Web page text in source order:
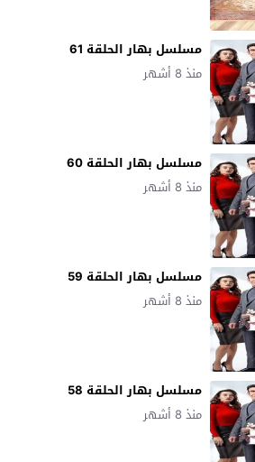
مسلسل بهار الحلقة 61
منذ 8 أشهر
مسلسل بهار الحلقة 60
منذ 8 أشهر
مسلسل بهار الحلقة 59
منذ 8 أشهر
مسلسل بهار الحلقة 58
منذ 8 أشهر